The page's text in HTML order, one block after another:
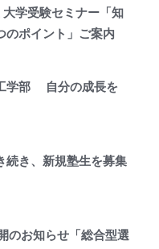
学受験セミナー「知
のポイント」ご案内
学部 自分の成長を
続き、新規塾生を募集
のお知らせ「総合型選